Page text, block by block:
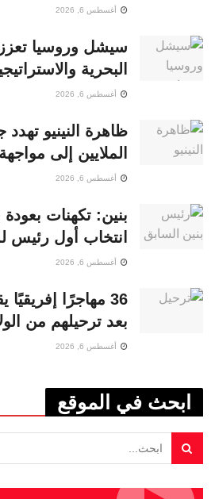
أغسطس 6, 2026
سيشل وروسيا
البحرية
أغسطس 6, 2026
ظاهرة النينيو
الملايين إلى
أغسطس 6, 2026
بنين: تكهنات
انتخاب أول
أغسطس 6, 2026
36 مهاجرًا
بعد ترحيلهم من
أغسطس 6, 2026
ابحث في الموقع